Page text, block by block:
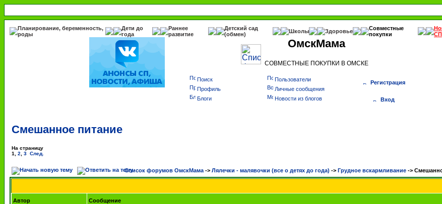
Планирование, беременность,
роды
Дети до
года
Раннее
развитие
Детский сад
(обмен)
Школы Здоровье
Совместные
покупки
СП
ОмскМама
СОВМЕСТНЫЕ ПОКУПКИ В ОМСКЕ
Поиск
Пользователи
Профиль
Личные сообщения
Блоги
Новости из блогов
Регистрация
Вход
Смешанное питание
На страницу
1
2 3 След.
Список форумов ОмскМама -> Лялечки - малявочки (все о детях до года) -> Грудное вскармливание ->
Автор
Сообщение